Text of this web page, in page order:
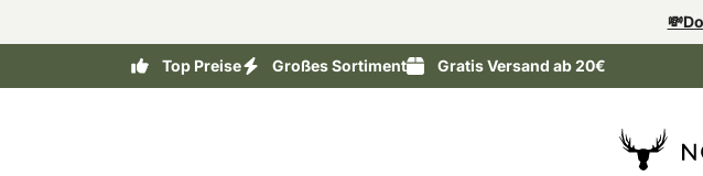
Top Preise Großes Sortiment Gratis Versand ab 20€